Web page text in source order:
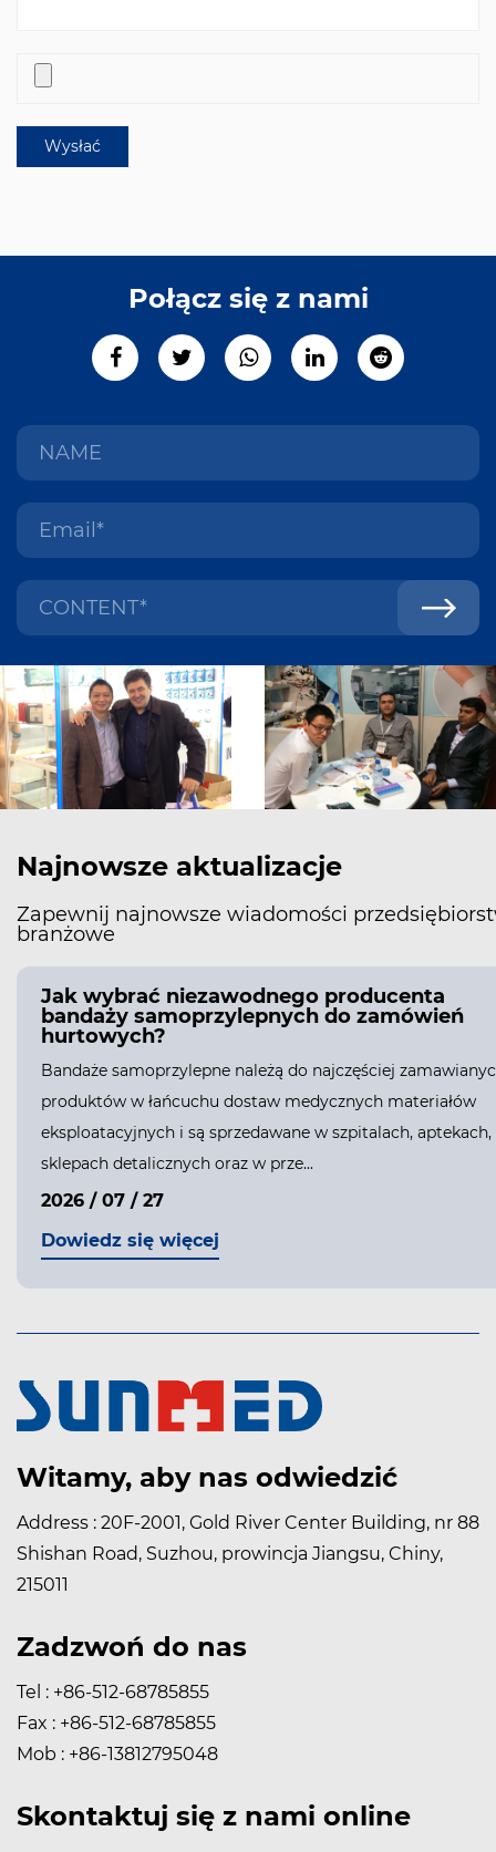
Połącz się z nami
Najnowsze aktualizacje
Zapewnij najnowsze wiadomości
branżowe
Jak wybrać niezawodnego producenta
bandaży samoprzylepnych do zamówień
hurtowych?
Bandaże samoprzylepne należą do najczęściej
produktów w łańcuchu dostaw medycznych materiałów
eksploatacyjnych i są sprzedawane w szpitalach, aptekach,
sklepach detalicznych oraz w prze...
2026 / 07 / 27
Dowiedz się więcej
Witamy, aby nas odwiedzić
Address : 20F-2001, Gold River Center Building, nr 88
Shishan Road, Suzhou, prowincja Jiangsu, Chiny,
215011
Zadzwoń do nas
Tel : +86-512-68785855
Fax : +86-512-68785855
Mob : +86-13812795048
Skontaktuj się z nami online